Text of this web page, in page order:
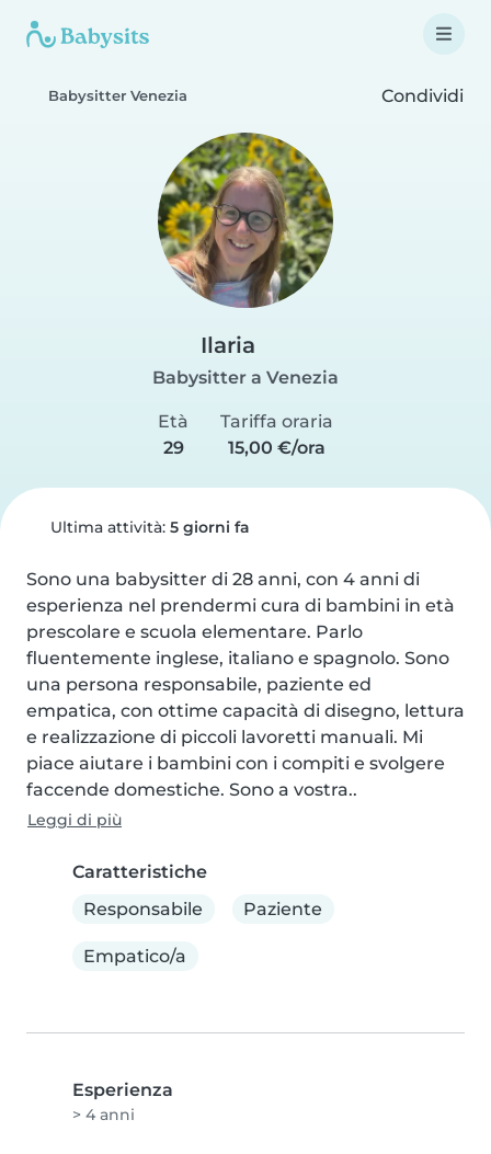
Babysitter Venezia Condividi
Ilaria
Babysitter a Venezia
Età
29
Tariffa oraria
15,00 €/ora
Ultima attività: 5 giorni fa
Sono una babysitter di 28 anni, con 4 anni di
esperienza nel prendermi cura di bambini in età
prescolare e scuola elementare. Parlo
fluentemente inglese, italiano e spagnolo. Sono
una persona responsabile, paziente ed
empatica, con ottime capacità di disegno, lettura
e realizzazione di piccoli lavoretti manuali. Mi
piace aiutare i bambini con i compiti e svolgere
faccende domestiche. Sono a vostra..
Leggi di più
Caratteristiche
Responsabile
Paziente
Empatico/a
Esperienza
> 4 anni